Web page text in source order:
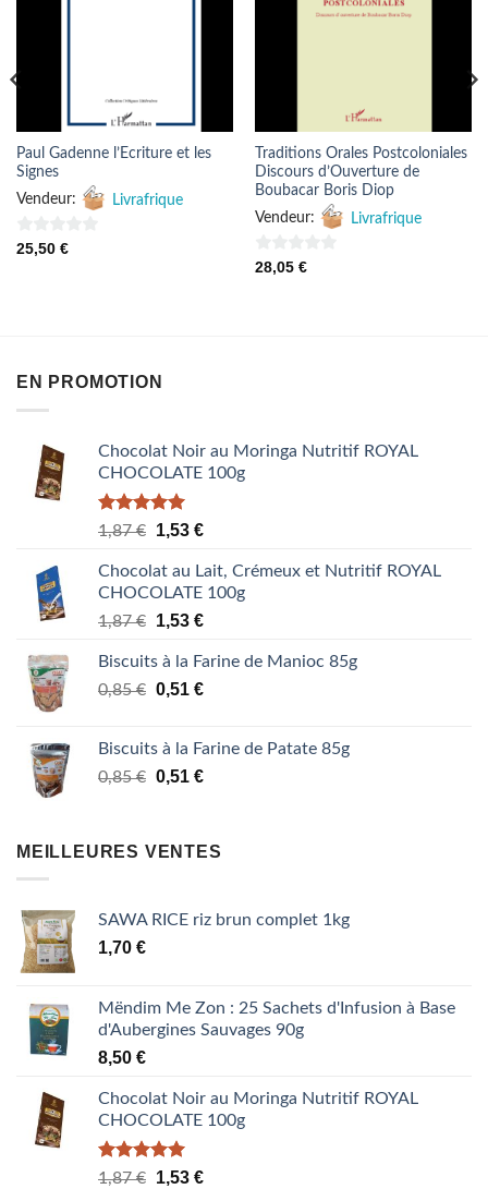
Paul Gadenne l’Ecriture et les
Signes
Vendeur:
Livrafrique
0
25,50 €
FAVORIS
Traditions Orales Postcoloniales
Discours d’Ouverture de
Boubacar Boris Diop
Vendeur:
Livrafrique
0
28,05 €
EN PROMOTION
Chocolat Noir au Moringa Nutritif ROYAL
CHOCOLATE 100g
Note5.00
1,87€
Le
initial
était :
1,87 €.
1,53 €Le
actuel
est :
1,53 €.
Chocolat au Lait, Crémeux et Nutritif ROYAL
CHOCOLATE 100g
1,87€
Le
initial
était :
1,53 €Le
actuel
est :
Biscuits à la Farine de Manioc 85g
0,85€ Le
était :
0,85 €.
0,51 €Le
est :
0,51 €.
Biscuits à la Farine de Patate 85g
0,85€ Le
était :
0,51 €Le
est :
MEILLEURES VENTES
SAWA RICE riz brun complet 1kg
1,70 €
Mëndim Me Zon : 25 Sachets d'Infusion à Base
d'Aubergines Sauvages 90g
8,50 €
Chocolat Noir au Moringa Nutritif ROYAL
CHOCOLATE 100g
Note5.00
1,87€
Le
1,53 €Le